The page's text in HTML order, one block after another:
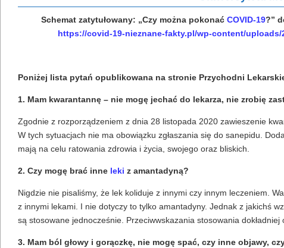
Schemat zatytułowany: „Czy można pokonać COVID-19?”
https://covid-19-nieznane-fakty.pl/wp-content/uploads/
Poniżej lista pytań opublikowana na stronie Przychodni
1. Mam kwarantannę – nie mogę jechać do lekarza, nie zrobię
Zgodnie z rozporządzeniem z dnia 28 listopada 2020 zawieszenie
W tych sytuacjach nie ma obowiązku zgłaszania się do sanepidu.
mają na celu ratowania zdrowia i życia, swojego oraz bliskich.
2. Czy mogę brać inne leki z amantadyną?
Nigdzie nie pisaliśmy, że lek koliduje z innymi czy innym leczeniem.
z innymi lekami. I nie dotyczy to tylko amantadyny. Jednak z jakichś
są stosowane jednocześnie. Przeciwwskazania stosowania
3. Mam ból głowy i gorączkę, nie mogę spać, czy inne objawy,